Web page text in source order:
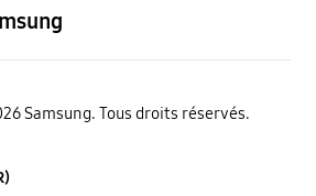
Samsung. Tous droits réservés.